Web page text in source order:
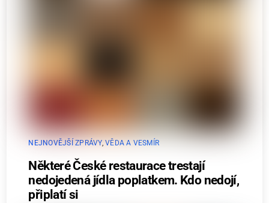
NEJNOVĚJŠÍ ZPRÁVY,VĚDA A VESMÍR
Některé České restaurace trestají
nedojedená jídla poplatkem. Kdo nedojí,
připlatí si